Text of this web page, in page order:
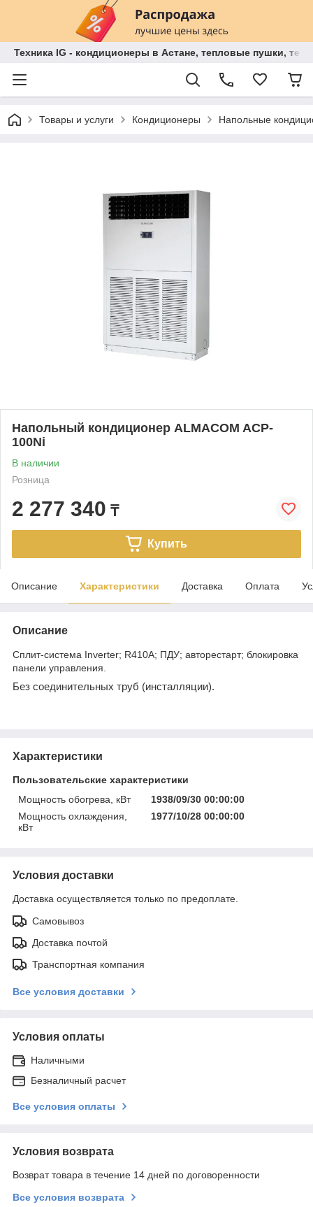
Техника IG - кондиционеры в Астане, тепловые пушки,
Товары и услуги Кондиционеры Напольные
Напольный кондиционер ALMACOM ACP-
100Ni
В наличии
Розница
2 277 340 ₸
Купить
Описание Характеристики Доставка Оплата
Описание
Сплит-система Inverter; R410А; ПДУ; авторестарт; блокировка
панели управления.
Без соединительных труб (инсталляции).
Характеристики
Пользовательские характеристики
Мощность обогрева, кВт
1938/09/30 00:00:00
Мощность охлаждения,
кВт
1977/10/28 00:00:00
Условия доставки
Доставка осуществляется только по предоплате.
Самовывоз
Доставка почтой
Транспортная компания
Все условия доставки
Условия оплаты
Наличными
Безналичный расчет
Все условия оплаты
Условия возврата
Возврат товара в течение 14 дней по договоренности
Все условия возврата